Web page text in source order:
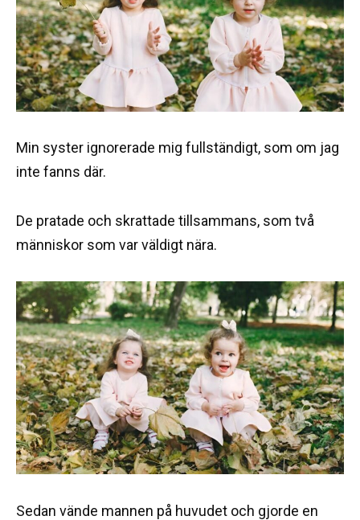
Min syster ignorerade mig fullständigt, som om jag
inte fanns där.
De pratade och skrattade tillsammans, som två
människor som var väldigt nära.
Sedan vände mannen på huvudet och gjorde en